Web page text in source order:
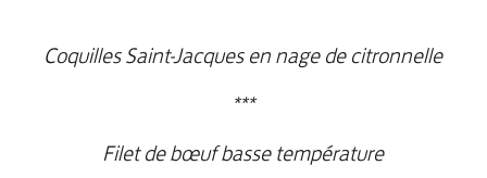
Coquilles Saint-Jacques en nage de citronnelle
***
Filet de bœuf basse température